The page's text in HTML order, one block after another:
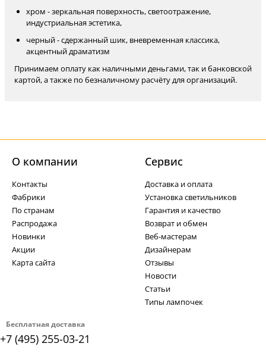
хром - зеркальная поверхность, светоотражение,
индустриальная эстетика,
черный - сдержанный шик, вневременная классика,
акцентный драматизм
Принимаем оплату как наличными деньгами, так и банковской
картой, а также по безналичному расчёту для организаций.
Бесплатная доставка
+7 (495) 255-03-21
О компании
Контакты
Фабрики
По странам
Распродажа
Новинки
Акции
Карта сайта
Cервис
Доставка и оплата
Установка светильников
Гарантия и качество
Возврат и обмен
Веб-мастерам
Дизайнерам
Отзывы
Новости
Статьи
Типы лампочек